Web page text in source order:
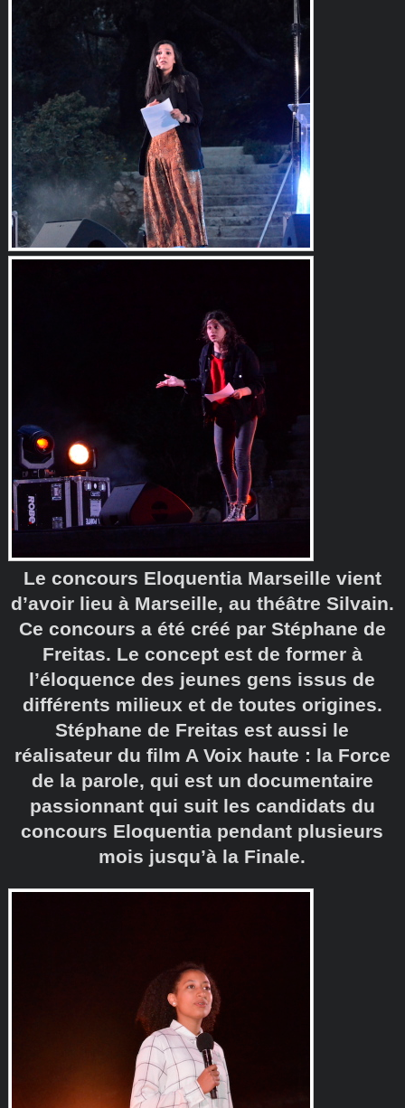
Le concours Eloquentia Marseille vient
d’avoir lieu à Marseille, au théâtre Silvain.
Ce concours a été créé par Stéphane de
Freitas. Le concept est de former à
l’éloquence des jeunes gens issus de
différents milieux et de toutes origines.
Stéphane de Freitas est aussi le
réalisateur du film A Voix haute : la Force
de la parole, qui est un documentaire
passionnant qui suit les candidats du
concours Eloquentia pendant plusieurs
mois jusqu’à la Finale.